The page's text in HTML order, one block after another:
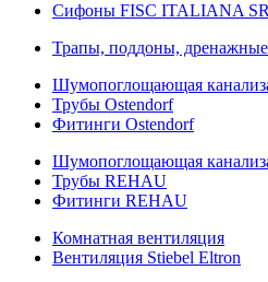
Сифоны FISC ITALIANA
Трапы, поддоны,
Шумопоглощающая
Трубы Ostendorf
Фитинги Ostendorf
Шумопоглощающая
Трубы REHAU
Фитинги REHAU
Комнатная вентиляция
Вентиляция Stiebel Eltron